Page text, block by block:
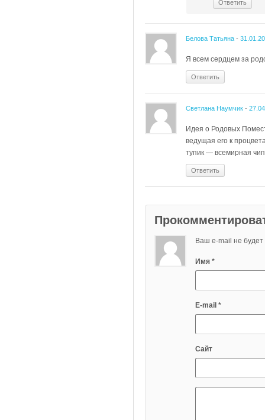
Ответить
Белова Татьяна -
Я всем сердцем за
Ответить
Светлана Наумчик -
Идея о Родовых
ведущая его к
тупик — всемирная
Ответить
Ваш e-mail не
Имя *
E-mail *
Сайт